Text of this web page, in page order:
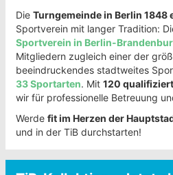
s
Die Turngemeinde in Berlin 1848
Sportverein mit langer Tradition:
Sportverein in Berlin-
Mitgliedern zugleich einer der
beeindruckendes stadtweites
33 Sportarten. Mit 120
wir für professionelle Betreuung
Werde fit im Herzen der
und in der TiB durchstarten!